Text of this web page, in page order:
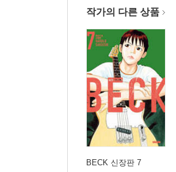
작가의 다른 상품
BECK 신장판 7